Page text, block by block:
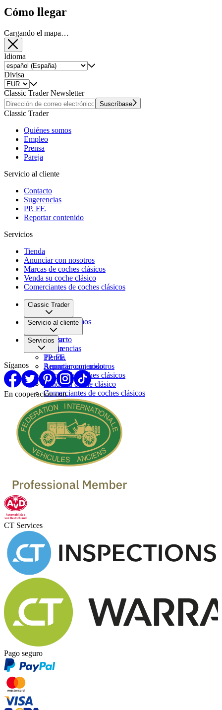
Cómo llegar
Cargando el mapa…
Idioma
Divisa
Classic Trader Newsletter
Suscríbase
Classic Trader
Quiénes somos
Empleo
Prensa
Pareja
Servicio al cliente
Contacto
Sugerencias
PP. FF.
Reportar contenido
Servicios
Tienda
Anunciar con nosotros
Marcas de coches clásicos
Venda su coche clásico
Comerciantes de coches clásicos
Classic Trader
Quiénes somos
Empleo
Prensa
Pareja
Servicio al cliente
Contacto
Sugerencias
PP. FF.
Reportar contenido
Servicios
Tienda
Anunciar con nosotros
Marcas de coches clásicos
Venda su coche clásico
Comerciantes de coches clásicos
Síganos
En cooperación con
CT Services
Pago seguro